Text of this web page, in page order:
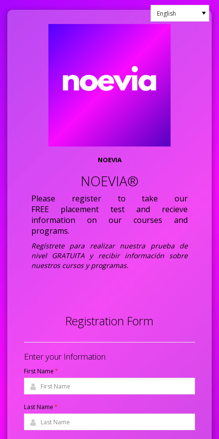
NOEVIA
NOEVIA®
Please register to take our
FREE placement test and recieve
information on our courses and
programs.
Regístrete para realizar nuestra prueba de
nivel GRATUITA y recibir información sobre
nuestros cursos y programas.
Registration Form
Enter your Information
First Name*
Last Name*